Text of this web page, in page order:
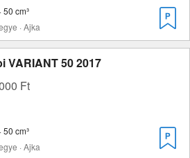
50 cm³
· Ajka
VARIANT 50 2017
Ft
50 cm³
· Ajka